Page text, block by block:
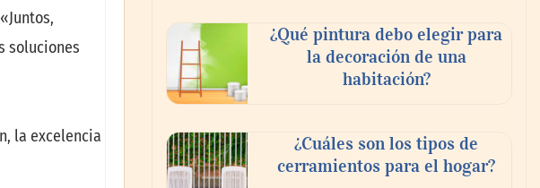
soluciones
la excelencia
¿Qué pintura debo elegir para
la decoración de una
habitación?
¿Cuáles son los tipos de
cerramientos para el hogar?